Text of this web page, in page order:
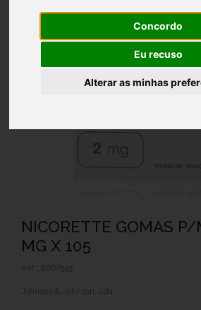
Concordo
Eu recuso
Alterar as minhas
NICORETTE GOMAS P/
MG X 105
Ref.: 8667543
Johnson & Johnson, Lda.